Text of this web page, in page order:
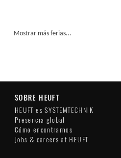
Mostrar más ferias...
SOBRE HEUFT
HEUFT es SYSTEMTECHNIK
Presencia global
Cómo encontrarnos
Jobs & careers at HEUFT